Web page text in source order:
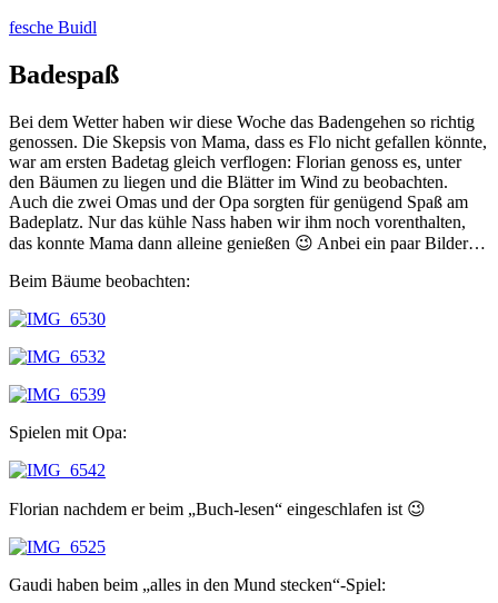
Zum
springen
fesche Buidl
Badespaß
Bei dem Wetter haben wir diese Woche das Badengehen so richtig
genossen. Die Skepsis von Mama, dass es Flo nicht gefallen könnte,
war am ersten Badetag gleich verflogen: Florian genoss es, unter
den Bäumen zu liegen und die Blätter im Wind zu beobachten.
Auch die zwei Omas und der Opa sorgten für genügend Spaß am
Badeplatz. Nur das kühle Nass haben wir ihm noch vorenthalten,
das konnte Mama dann alleine genießen 😉 Anbei ein paar Bilder…
Beim Bäume beobachten:
Spielen mit Opa:
Florian nachdem er beim „Buch-lesen“ eingeschlafen ist 😉
Gaudi haben beim „alles in den Mund stecken“-Spiel: